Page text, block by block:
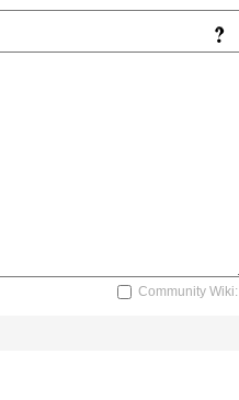
Community Wiki: